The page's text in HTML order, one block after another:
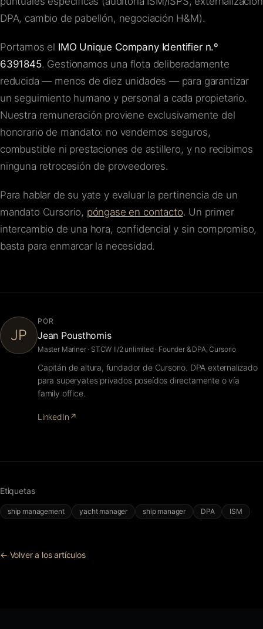
DPA, cambio de pabellón, negociación H&M).
Portamos el IMO Unique Company Identifier n.º
6391845. Gestionamos una flota deliberadamente
reducida — menos de diez unidades — para garantizar
un seguimiento humano y personal a cada propietario.
Nuestra remuneración proviene exclusivamente del
honorario de mandato: no vendemos seguros,
combustible ni prestaciones de astillero, y no recibimos
ninguna retrocesión de proveedores.
Para hablar de su yate y evaluar la pertinencia de un
mandato Cursorio, póngase en contacto. Un primer
intercambio de una hora, confidencial y sin compromiso,
basta para enmarcar la necesidad.
JP
POR
Jean Pousthomis
Master Mariner · STCW II/2 unlimited · Founder & DPA, Cursorio
Capitán de altura, fundador de Cursorio. DPA externalizado
para superyates privados poseídos directamente o vía
family office.
LinkedIn ↗
Etiquetas
ship management yacht manager ship manager DPA ISM
← Volver a los artículos